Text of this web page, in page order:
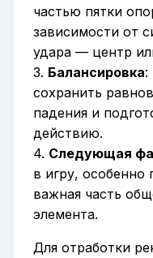
частью пятки
зависимости от
удара — центр
3. Балансировка:
сохранить
падения и
действию.
4. Следующая
в игру,
важная часть
элемента.
Для отработки